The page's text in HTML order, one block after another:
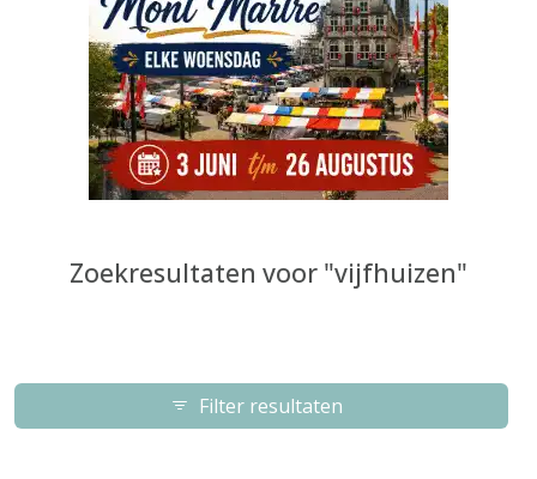
Zoekresultaten voor "vijfhuizen"
Filter resultaten